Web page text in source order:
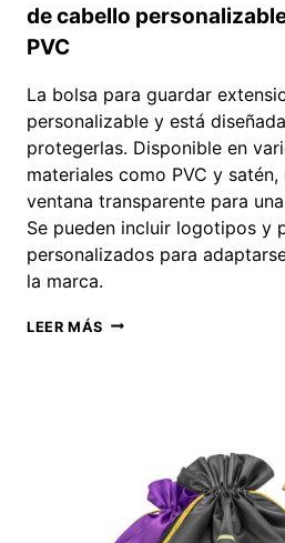
de cabello
PVC
La bolsa para guardar
personalizable y está
protegerlas. Disponible en
materiales como PVC y
ventana transparente para
Se pueden incluir logotipos y
personalizados para
la marca.
LEER MÁS BOLSA
PERSONALIZABLE
VENTANA
DE